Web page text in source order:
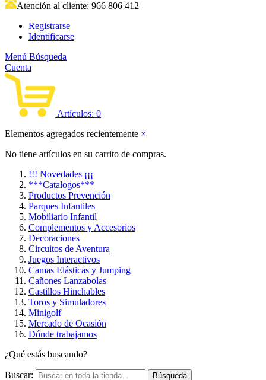
Atención al cliente: 966 806 412
Registrarse
Identificarse
Menú Búsqueda
Cuenta
Artículos: 0
Elementos agregados recientemente ×
No tiene artículos en su carrito de compras.
!!! Novedades ¡¡¡
***Catalogos***
Productos Prevención
Parques Infantiles
Mobiliario Infantil
Complementos y Accesorios
Decoraciones
Circuitos de Aventura
Juegos Interactivos
Camas Elásticas y Jumping
Cañones Lanzabolas
Castillos Hinchables
Toros y Simuladores
Minigolf
Mercado de Ocasión
Dónde trabajamos
¿Qué estás buscando?
Buscar: Búsqueda